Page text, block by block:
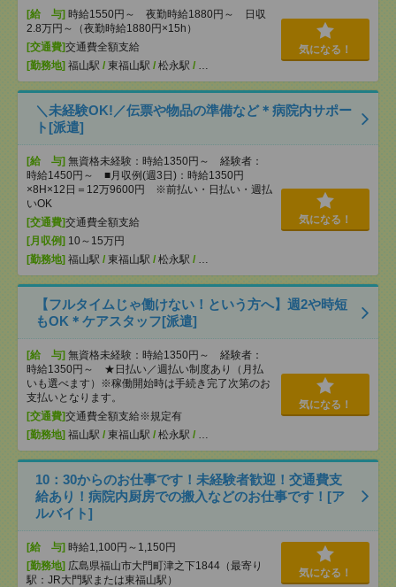
[給 与] 時給1550円～ 夜勤時給1880円～ 日収
2.8万円～（夜勤時給1880円×15h）
[交通費]交通費全額支給
[勤務地] 福山駅 / 東福山駅 / 松永駅 /
気になる！
＼未経験OK!／伝票や物品の準備など＊病院内サポー
ト[派遣]
[給 与] 無資格未経験：時給1350円～ 経験者：
時給1450円～ ■月収例(週3日)：時給1350円
×8H×12日＝12万9600円 ※前払い・日払い・週払
いOK
[交通費]交通費全額支給
[月収例] 10～15万円
[勤務地] 福山駅 / 東福山駅 / 松永駅 /
気になる！
【フルタイムじゃ働けない！という方へ】週2や時短
もOK＊ケアスタッフ[派遣]
[給 与] 無資格未経験：時給1350円～ 経験者：
時給1350円～ ★日払い／週払い制度あり（月払
いも選べます）※稼働開始時は手続き完了次第のお
支払いとなります。
[交通費]交通費全額支給※規定有
[勤務地] 福山駅 / 東福山駅 / 松永駅 /
気になる！
10：30からのお仕事です！未経験者歓迎！交通費支
給あり！病院内厨房での搬入などのお仕事です！[ア
ルバイト]
[給 与] 時給1,100円～1,150円
[勤務地] 広島県福山市大門町津之下1844（最寄り
駅：JR大門駅または東福山駅）
気になる！